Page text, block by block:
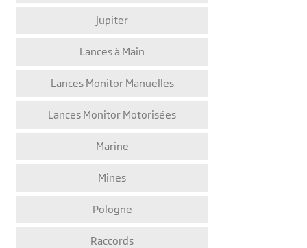
Jupiter
Lances à Main
Lances Monitor Manuelles
Lances Monitor Motorisées
Marine
Mines
Pologne
Raccords